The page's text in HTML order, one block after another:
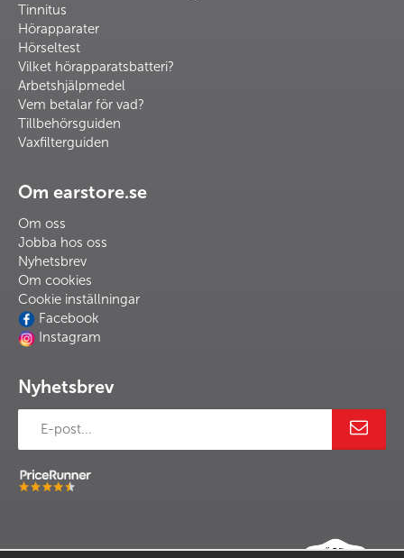
Tinnitus
Hörapparater
Hörseltest
Vilket hörapparatsbatteri?
Arbetshjälpmedel
Vem betalar för vad?
Tillbehörsguiden
Vaxfilterguiden
Om earstore.se
Om oss
Jobba hos oss
Nyhetsbrev
Om cookies
Cookie inställningar
Facebook
Instagram
Nyhetsbrev